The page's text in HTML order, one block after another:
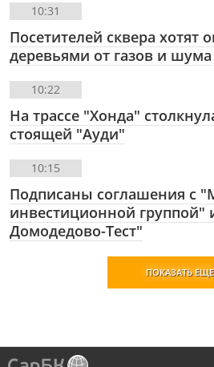
10:31
Посетителей сквера хотят
деревьями от газов и шума
10:22
На трассе "Хонда"
стоящей "Ауди"
10:15
Подписаны соглашения с
инвестиционной группой"
Домодедово-Тест"
ПОКАЗАТЬ ЕЩЕ